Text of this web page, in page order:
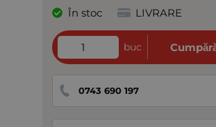
În stoc LIVRARE
buc
0743 690 197